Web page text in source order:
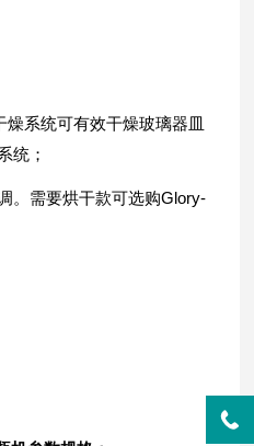
系统可有效干燥玻璃器皿
统；
。需要烘干款可选购Glory-